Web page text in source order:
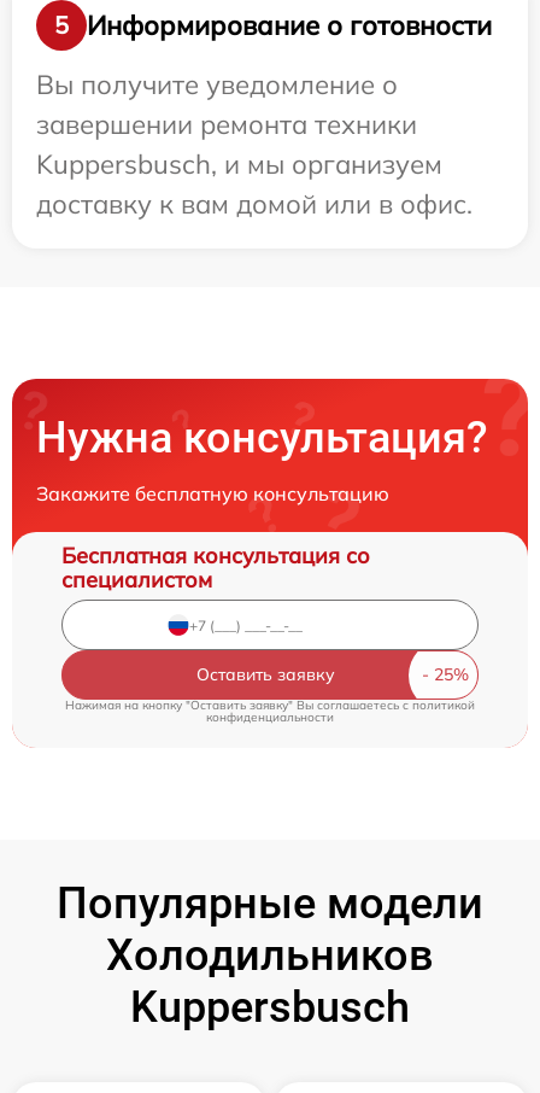
5
Информирование о готовности
Вы получите уведомление о
завершении ремонта техники
Kuppersbusch, и мы организуем
доставку к вам домой или в офис.
Нужна консультация?
Закажите бесплатную консультацию
Бесплатная консультация со
специалистом
Оставить заявку
Нажимая на кнопку "Оставить заявку" Вы соглашаетесь cполитикой
конфиденциальности
Популярные модели
Холодильников
Kuppersbusch